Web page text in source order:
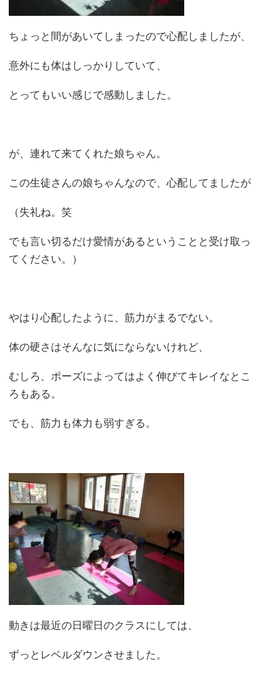
ちょっと間があいてしまったので心配しましたが、
意外にも体はしっかりしていて、
とってもいい感じで感動しました。
が、連れて来てくれた娘ちゃん。
この生徒さんの娘ちゃんなので、心配してましたが
（失礼ね。笑
でも言い切るだけ愛情があるということと受け取っ
てください。）
やはり心配したように、筋力がまるでない。
体の硬さはそんなに気にならないけれど、
むしろ、ポーズによってはよく伸びてキレイなとこ
ろもある。
でも、筋力も体力も弱すぎる。
動きは最近の日曜日のクラスにしては、
ずっとレベルダウンさせました。